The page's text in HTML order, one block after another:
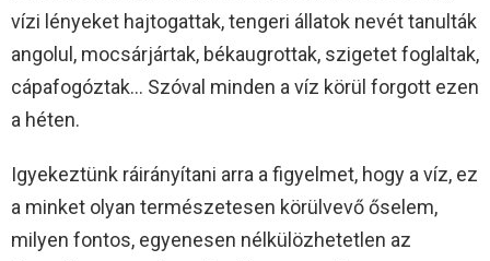
vízi lényeket hajtogattak, tengeri állatok nevét tanulták
angolul, mocsárjártak, békaugrottak, szigetet foglaltak,
cápafogóztak… Szóval minden a víz körül forgott ezen
a héten.
Igyekeztünk ráirányítani arra a figyelmet, hogy a víz, ez
a minket olyan természetesen körülvevő őselem,
milyen fontos, egyenesen nélkülözhetetlen az